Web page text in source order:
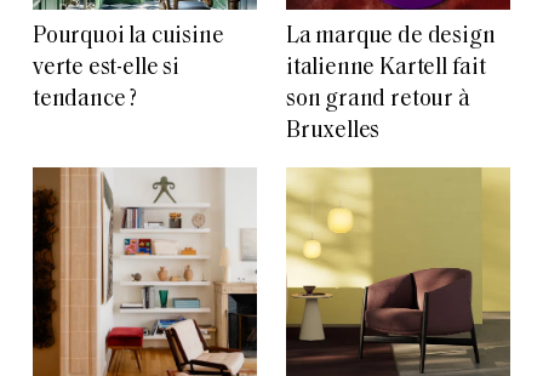
Pourquoi la cuisine
verte est-elle si
tendance ?
La marque de design
italienne Kartell fait
son grand retour à
Bruxelles